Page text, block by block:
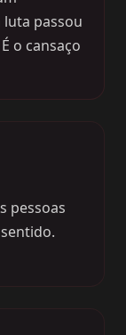
passou
o cansaço
pessoas